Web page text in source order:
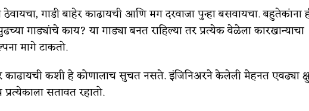
ध्यास : डॉ. राहुल जोशी युवा-विश्व
टळला असे नाही! आरोग्य
गाडी बाहेर काढायची आणि मग दरवाजा पुन्हा बसवायचा. बहुतेकांना
गाड्यांचे काय? या गाड्या बनत राहिल्या तर प्रत्येक वेळेला कारखान्याचा
मागे टाकतो.
कशी हे कोणालाच सुचत नसते. इंजिनिअरने केलेली मेहनत एवढ्या
सतावत रहातो.